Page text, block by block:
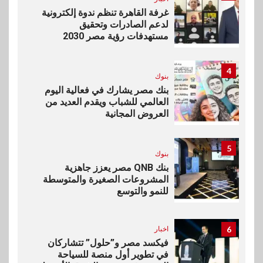
غرفة القاهرة تنظم ندوة إلكترونية
لدعم الصادرات وتحقيق
مستهدفات رؤية مصر 2030
4
بنوك
بنك مصر يشارك في فعالية اليوم
العالمي للشباب ويقدم العديد من
العروض المجانية
5
بنوك
بنك QNB مصر يعزز جاهزية
المشروعات الصغيرة والمتوسطة
للنمو والتوسع
6 اخبار
فيكسد مصر و”حلول” تتشاركان
في تطوير أول منصة للسياحة